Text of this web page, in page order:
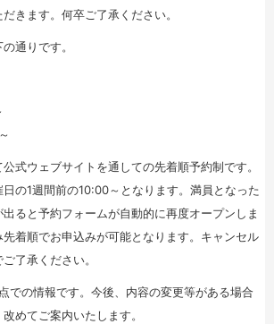
きます。何卒ご了承ください。
通りです。
式ウェブサイトを通しての先着順予約制です。
の1週間前の10:00～となります。満員となった
ると予約フォームが自動的に再度オープンしま
着順でお申込みが可能となります。キャンセル
了承ください。
での情報です。今後、内容の変更等がある場合
めてご案内いたします。